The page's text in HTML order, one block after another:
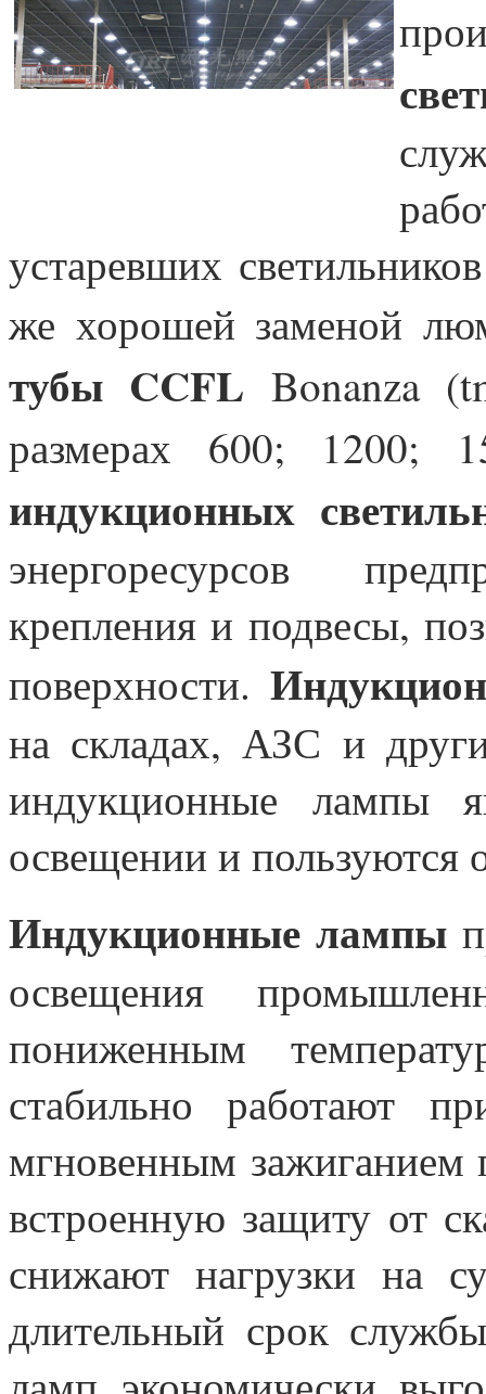
устаревших
же хорошей заменой
тубы CCFL Bonanza
размерах 600; 1200;
индукционных
энергоресурсов
крепления и подвесы,
поверхности.
на складах, АЗС и
индукционные лампы
освещении и пользуются
Индукционные лампы
освещения
пониженным
стабильно работают
мгновенным
встроенную защиту от
снижают нагрузки на
длительный срок